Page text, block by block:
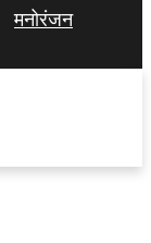
मनोरंजन